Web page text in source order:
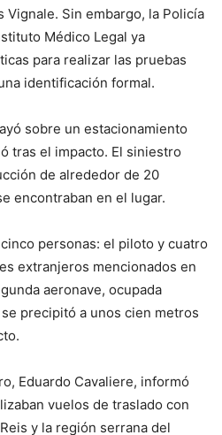
Sin embargo, la Policía
Médico Legal ya
para realizar las pruebas
identificación formal.
sobre un estacionamiento
tras el impacto. El siniestro
de alrededor de 20
encontraban en el lugar.
personas: el piloto y cuatro
extranjeros mencionados en
aeronave, ocupada
precipitó a unos cien metros
Eduardo Cavaliere, informó
vuelos de traslado con
y la región serrana del